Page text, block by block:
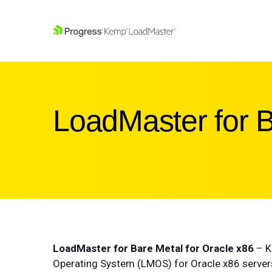
LoadMaster for
LoadMaster for Bare Metal for Oracle x86 –
Operating System (LMOS) for Oracle x86